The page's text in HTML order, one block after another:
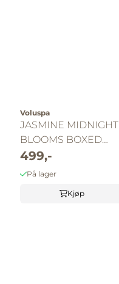
Voluspa
JASMINE MIDNIGHT
BLOOMS BOXED
CANDLE
499,-
På lager
Kjøp